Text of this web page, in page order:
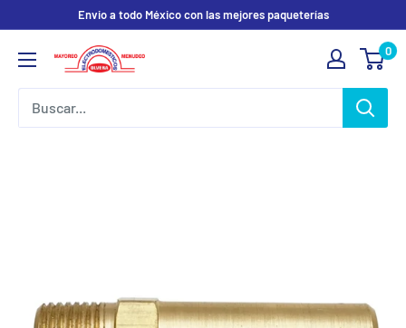
contenido
Envio a todo México con las mejores paqueterías
Electrodomesticos
0